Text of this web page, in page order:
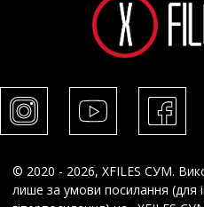
© 2020 - 2026, XFILES СУМ.
лише за умови посилання (для